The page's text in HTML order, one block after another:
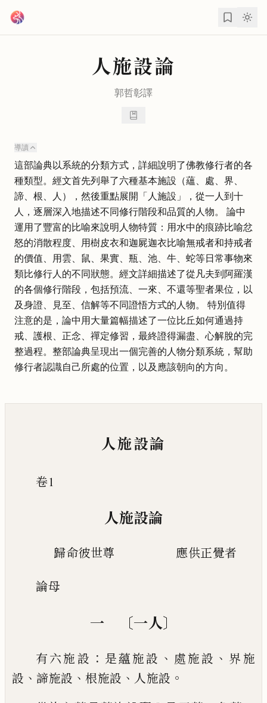
人施設論
郭哲彰譯
導讀
這部論典以系統的分類方式，詳細說明了佛教修行者的各
種類型。經文首先列舉了六種基本施設（蘊、處、界、
諦、根、人），然後重點展開「人施設」，從一人到十
人，逐層深入地描述不同修行階段和品質的人物。 論中
運用了豐富的比喻來說明人物特質：用水中的痕跡比喻忿
怒的消散程度、用樹皮衣和迦屍迦衣比喻無戒者和持戒者
的價值、用雲、鼠、果實、瓶、池、牛、蛇等日常事物來
類比修行人的不同狀態。經文詳細描述了從凡夫到阿羅漢
的各個修行階段，包括預流、一來、不還等聖者果位，以
及身證、見至、信解等不同證悟方式的人物。 特別值得
注意的是，論中用大量篇幅描述了一位比丘如何通過持
戒、護根、正念、禪定修習，最終證得漏盡、心解脫的完
整過程。整部論典呈現出一個完善的人物分類系統，幫助
修行者認識自己所處的位置，以及應該朝向的方向。
人施設論
卷1
人施設論
歸命彼世尊 應供正覺者
論母
一 〔一人〕
有六施設 ： 是蘊施設 、 處施設 、 界施
設 、 諦施設 、 根施設 、 人施設 。